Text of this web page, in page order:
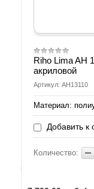
Riho Lima AH
акриловой
Артикул: AH13110
Материал:
Добавить к
Количество: